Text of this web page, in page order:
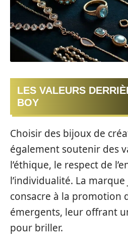
LES VALEURS
BOY
Choisir des bijoux de
également soutenir des
l’éthique, le respect de
l’individualité. La marque
consacre à la promotion
émergents, leur offrant
pour briller.